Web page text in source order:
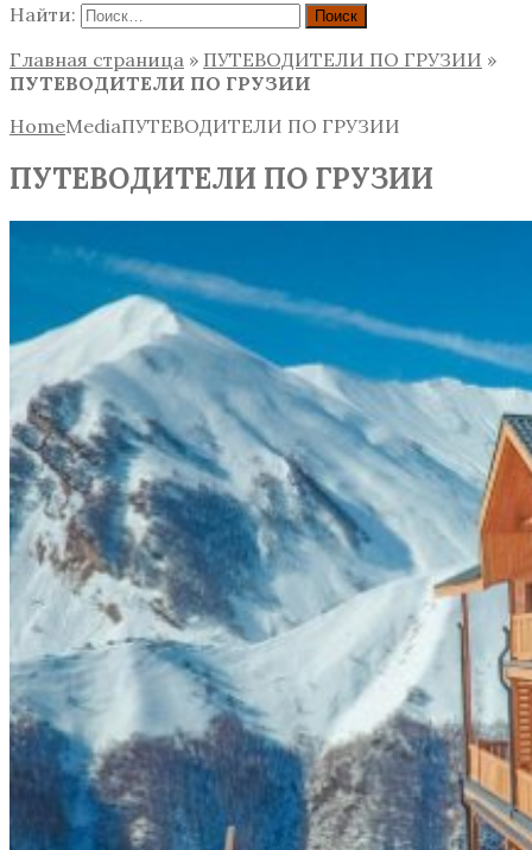
Найти:
Главная страница » ПУТЕВОДИТЕЛИ ПО ГРУЗИИ »
ПУТЕВОДИТЕЛИ ПО ГРУЗИИ
HomeMediaПУТЕВОДИТЕЛИ ПО ГРУЗИИ
ПУТЕВОДИТЕЛИ ПО ГРУЗИИ